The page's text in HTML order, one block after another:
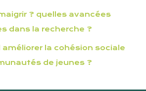
? quelles avancées
dans la recherche ?
améliorer la cohésion sociale
de jeunes ?